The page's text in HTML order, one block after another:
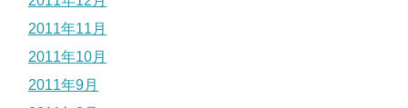
2011年11月
2011年10月
2011年9月